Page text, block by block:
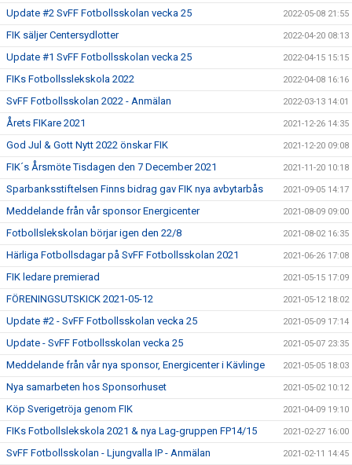
Update #2 SvFF Fotbollsskolan vecka 25 2022-05-08 21:55
FIK säljer Centersydlotter 2022-04-20 08:13
Update #1 SvFF Fotbollsskolan vecka 25 2022-04-15 15:15
FIKs Fotbollsslekskola 2022 2022-04-08 16:16
SvFF Fotbollsskolan 2022 - Anmälan 2022-03-13 14:01
Årets FIKare 2021 2021-12-26 14:35
God Jul & Gott Nytt 2022 önskar FIK 2021-12-20 09:08
FIK´s Årsmöte Tisdagen den 7 December 2021 2021-11-20 10:18
Sparbanksstiftelsen Finns bidrag gav FIK nya avbytarbås 2021-09-05 14:17
Meddelande från vår sponsor Energicenter 2021-08-09 09:00
Fotbollslekskolan börjar igen den 22/8 2021-08-02 16:35
Härliga Fotbollsdagar på SvFF Fotbollsskolan 2021 2021-06-26 17:08
FIK ledare premierad 2021-05-15 17:09
FÖRENINGSUTSKICK 2021-05-12 2021-05-12 18:02
Update #2 - SvFF Fotbollsskolan vecka 25 2021-05-09 17:14
Update - SvFF Fotbollsskolan vecka 25 2021-05-07 23:35
Meddelande från vår nya sponsor, Energicenter i Kävlinge 2021-05-05 18:03
Nya samarbeten hos Sponsorhuset 2021-05-02 10:12
Köp Sverigetröja genom FIK 2021-04-09 19:10
FIKs Fotbollslekskola 2021 & nya Lag-gruppen FP14/15 2021-02-27 16:00
SvFF Fotbollsskolan - Ljungvalla IP - Anmälan 2021-02-11 14:45